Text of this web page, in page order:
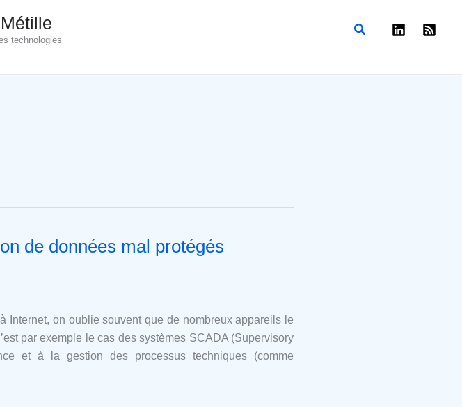
technologies
Rechercher
de données mal protégés
Internet, on oublie souvent que de nombreux appareils le
par exemple le cas des systèmes SCADA (Supervisory
et à la gestion des processus techniques (comme